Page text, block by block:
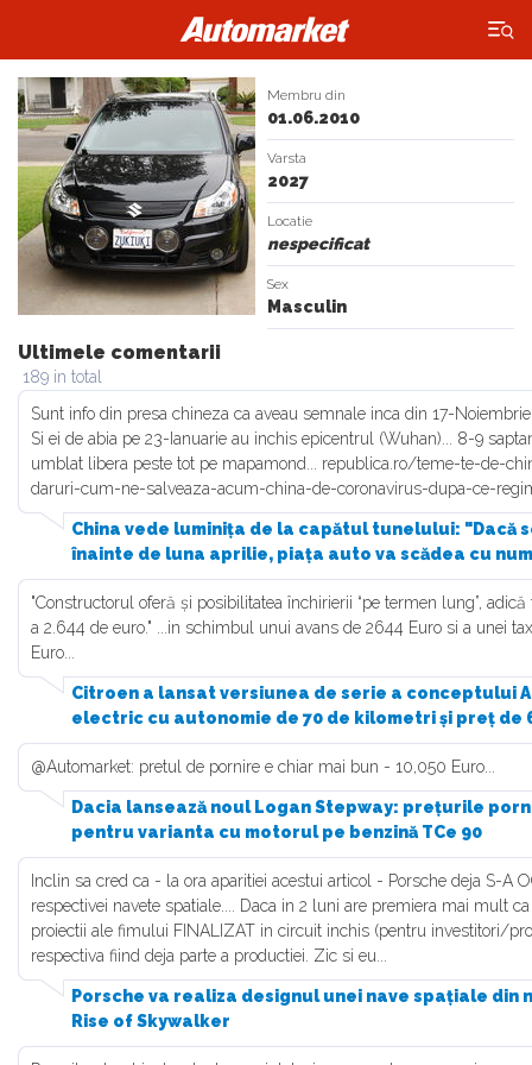
×
Membru din
01.06.2010
Varsta
2027
Locatie
nespecificat
Sex
Masculin
Ultimele comentarii
189 in total
Sunt info din presa chineza ca aveau semnale inca din 17-
Si ei de abia pe 23-Ianuarie au inchis epicentrul (Wuhan)... 8-9
umblat libera peste tot pe mapamond... republica.ro/teme-te-de-
daruri-cum-ne-salveaza-acum-china-de-coronavirus-dupa-ce-
China vede luminița de la capătul tunelului: "Dacă
înainte de luna aprilie, piața auto va scădea cu
"Constructorul oferă și posibilitatea închirierii “pe termen lung”,
a 2.644 de euro." ...in schimbul unui avans de 2644 Euro si a unei
Euro...
Citroen a lansat versiunea de serie a conceptului
electric cu autonomie de 70 de kilometri și preț de
@Automarket: pretul de pornire e chiar mai bun - 10,050 Euro...
Dacia lansează noul Logan Stepway: prețurile
pentru varianta cu motorul pe benzină TCe 90
Inclin sa cred ca - la ora aparitiei acestui articol - Porsche deja S-A
respectivei navete spatiale.... Daca in 2 luni are premiera mai mult
proiectii ale fimului FINALIZAT in circuit inchis (pentru investitori/
respectiva fiind deja parte a productiei. Zic si eu...
Porsche va realiza designul unei nave spațiale din
Rise of Skywalker